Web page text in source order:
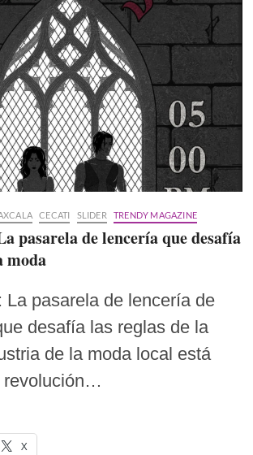
CECATI SLIDER TRENDY MAGAZINE
pasarela de lencería que desafía
moda
La pasarela de lencería de
desafía las reglas de la
de la moda local está
revolución…
X